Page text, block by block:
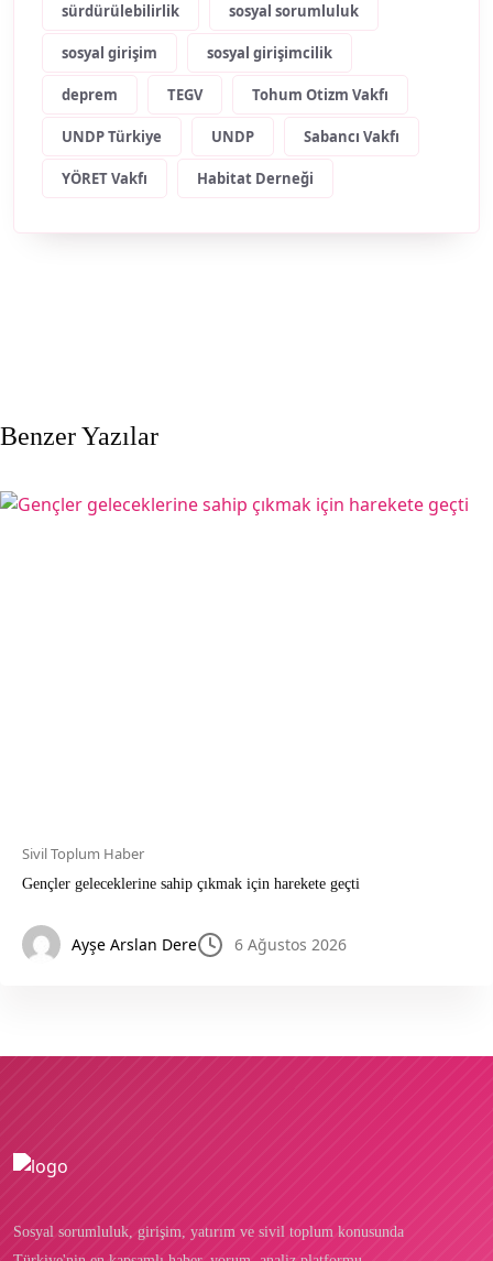
sürdürülebilirlik sosyal sorumluluk
sosyal girişim sosyal girişimcilik
deprem TEGV Tohum Otizm Vakfı
UNDP Türkiye UNDP Sabancı Vakfı
YÖRET Vakfı Habitat Derneği
Benzer Yazılar
Sivil Toplum Haber
Gençler geleceklerine sahip çıkmak için harekete geçti
Ayşe Arslan Dere 6 Ağustos 2026
Sosyal sorumluluk, girişim, yatırım ve sivil toplum konusunda